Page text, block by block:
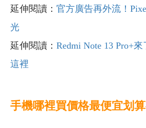
延伸閱讀： 官方廣告再外流！
光
延伸閱讀： Redmi Note 13 Pro+
這裡
手機哪裡買價格最便宜划